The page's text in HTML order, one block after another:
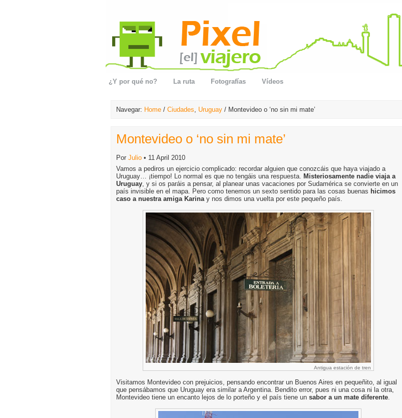
¿Y por qué no? La ruta Fotografías Vídeos
Navegar: Home / Ciudades, Uruguay / Montevideo o ‘no sin mi mate’
Montevideo o ‘no sin mi mate’
Por Julio • 11 April 2010
Vamos a pediros un ejercicio complicado: recordar alguien que conozcáis que haya viajado a
Uruguay… ¡tiempo! Lo normal es que no tengáis una respuesta. Misteriosamente nadie viaja a
Uruguay, y si os paráis a pensar, al planear unas vacaciones por Sudamérica se convierte en un
país invisible en el mapa. Pero como tenemos un sexto sentido para las cosas buenas hicimos
caso a nuestra amiga Karinay nos dimos una vuelta por este pequeño país.
Antigua estación de tren
Visitamos Montevideo con prejuicios, pensando encontrar un Buenos Aires en pequeñito, al igual
que pensábamos que Uruguay era similar a Argentina. Bendito error, pues ni una cosa ni la otra,
Montevideo tiene un encanto lejos de lo porteño y el país tiene un sabor a un mate diferente.